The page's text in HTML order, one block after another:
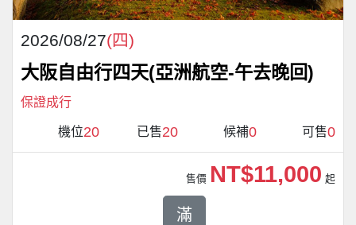
2026/08/27(四)
大阪自由行四天(亞洲航空-午去晚回)
保證成行
機位20 已售20 候補0 可售0
售價 NT$11,000 起
滿